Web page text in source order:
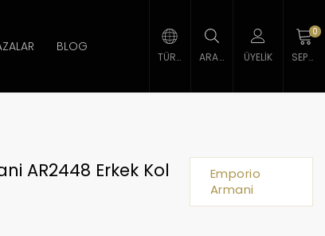
BLOG
ÜYELIK
0
Emporio
Armani
AR2448 Erkek Kol